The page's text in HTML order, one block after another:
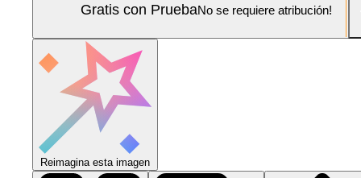
Gratis con PruebaNo se requiere atribución!
Reimagina esta imagen